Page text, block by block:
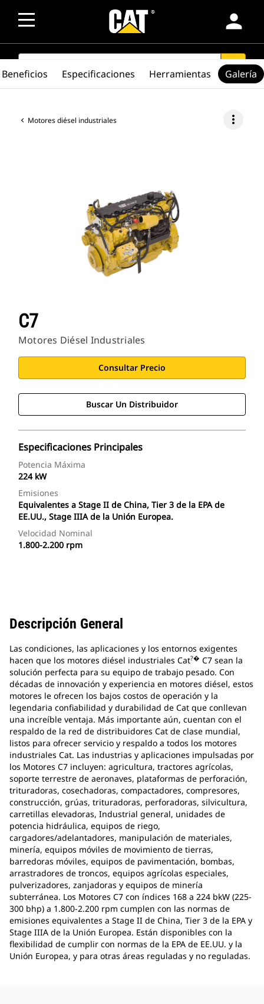
person
SEARCH search
Motores diésel industriales more_vert
C7
Motores Diésel Industriales
Consultar Precio
Buscar Un Distribuidor
Especificaciones Principales
Potencia Máxima
224 kW
Emisiones
Equivalentes a Stage II de China, Tier 3 de la EPA de
EE.UU., Stage IIIA de la Unión Europea.
Velocidad Nominal
1.800-2.200 rpm
Beneficios Especificaciones Herramientas Galería
Descripción General
Las condiciones, las aplicaciones y los entornos exigentes
hacen que los motores diésel industriales Cat?� C7 sean la
solución perfecta para su equipo de trabajo pesado. Con
décadas de innovación y experiencia en motores diésel, estos
motores le ofrecen los bajos costos de operación y la
legendaria confiabilidad y durabilidad de Cat que conllevan
una increíble ventaja. Más importante aún, cuentan con el
respaldo de la red de distribuidores Cat de clase mundial,
listos para ofrecer servicio y respaldo a todos los motores
industriales Cat. Las industrias y aplicaciones impulsadas por
los Motores C7 incluyen: agricultura, tractores agrícolas,
soporte terrestre de aeronaves, plataformas de perforación,
trituradoras, cosechadoras, compactadores, compresores,
construcción, grúas, trituradoras, perforadoras, silvicultura,
carretillas elevadoras, Industrial general, unidades de
potencia hidráulica, equipos de riego,
cargadores/adelantadores, manipulación de materiales,
minería, equipos móviles de movimiento de tierras,
barredoras móviles, equipos de pavimentación, bombas,
arrastradores de troncos, equipos agrícolas especiales,
pulverizadores, zanjadoras y equipos de minería
subterránea. Los Motores C7 con índices 168 a 224 bkW (225-
300 bhp) a 1.800-2.200 rpm cumplen con las normas de
emisiones equivalentes a Stage II de China, Tier 3 de la EPA y
Stage IIIA de la Unión Europea. Están disponibles con la
flexibilidad de cumplir con normas de la EPA de EE.UU. y la
Unión Europea, y para otras áreas reguladas y no reguladas.